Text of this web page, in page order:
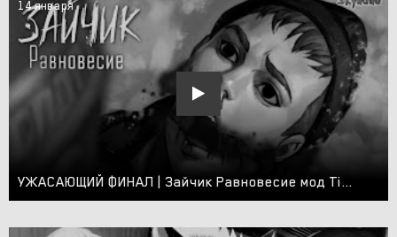
14 января
УЖАСАЮЩИЙ ФИНАЛ | Зайчик Равновесие мод Tiny Bunny [2]